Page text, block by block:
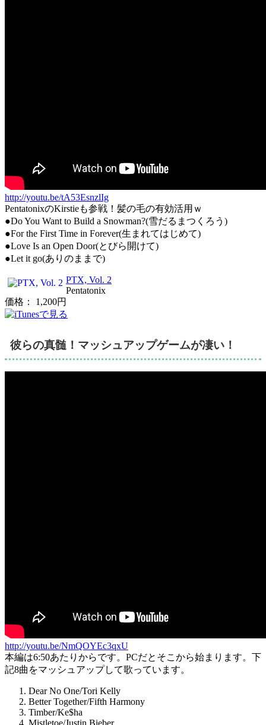
http://youtu.be/tA53EsnzlIg
PentatonixのKirstieも参戦！髪の毛の有効活用ｗ
●Do You Want to Build a Snowman?(雪だるまつくろう)
●For the First Time in Forever(生まれてはじめて)
●Love Is an Open Door(とびら開けて)
●Let it go(ありのままで)
PTX, Vol. 2
Pentatonix
価格： 1,200円
彼らの真髄！マッシュアップゲームが凄い！
http://youtu.be/NmQOYEc3qxU
本編は6:50あたりからです。PCだとそこから始まります。下
記8曲をマッシュアップして歌っています。
Dear No One/Tori Kelly
Better Together/Fifth Harmony
Timber/Ke$ha
Mistletoe/Justin Bieber